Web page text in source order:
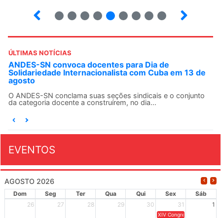
ÚLTIMAS NOTÍCIAS
ANDES-SN convoca docentes para Dia de
Solidariedade Internacionalista com Cuba em 13 de
agosto
O ANDES-SN conclama suas seções sindicais e o conjunto
da categoria docente a construírem, no dia...
EVENTOS
AGOSTO 2026
Dom Seg Ter Qua Qui Sex
Sáb
26
27 28 29 30 31 1
XIV Congresso Brasileiro